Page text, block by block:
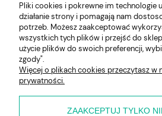
Pomoc
Moje konto
Płatności i dostawa
Pliki cookies i pokrewne im technologie
działanie strony i pomagają nam
potrzeb. Możesz zaakceptować
wszystkich tych plików i przejść do
użycie plików do swoich preferencji,
zgody".
Więcej o plikach cookies przeczytasz w
prywatności.
ZAAKCEPTUJ TYLKO